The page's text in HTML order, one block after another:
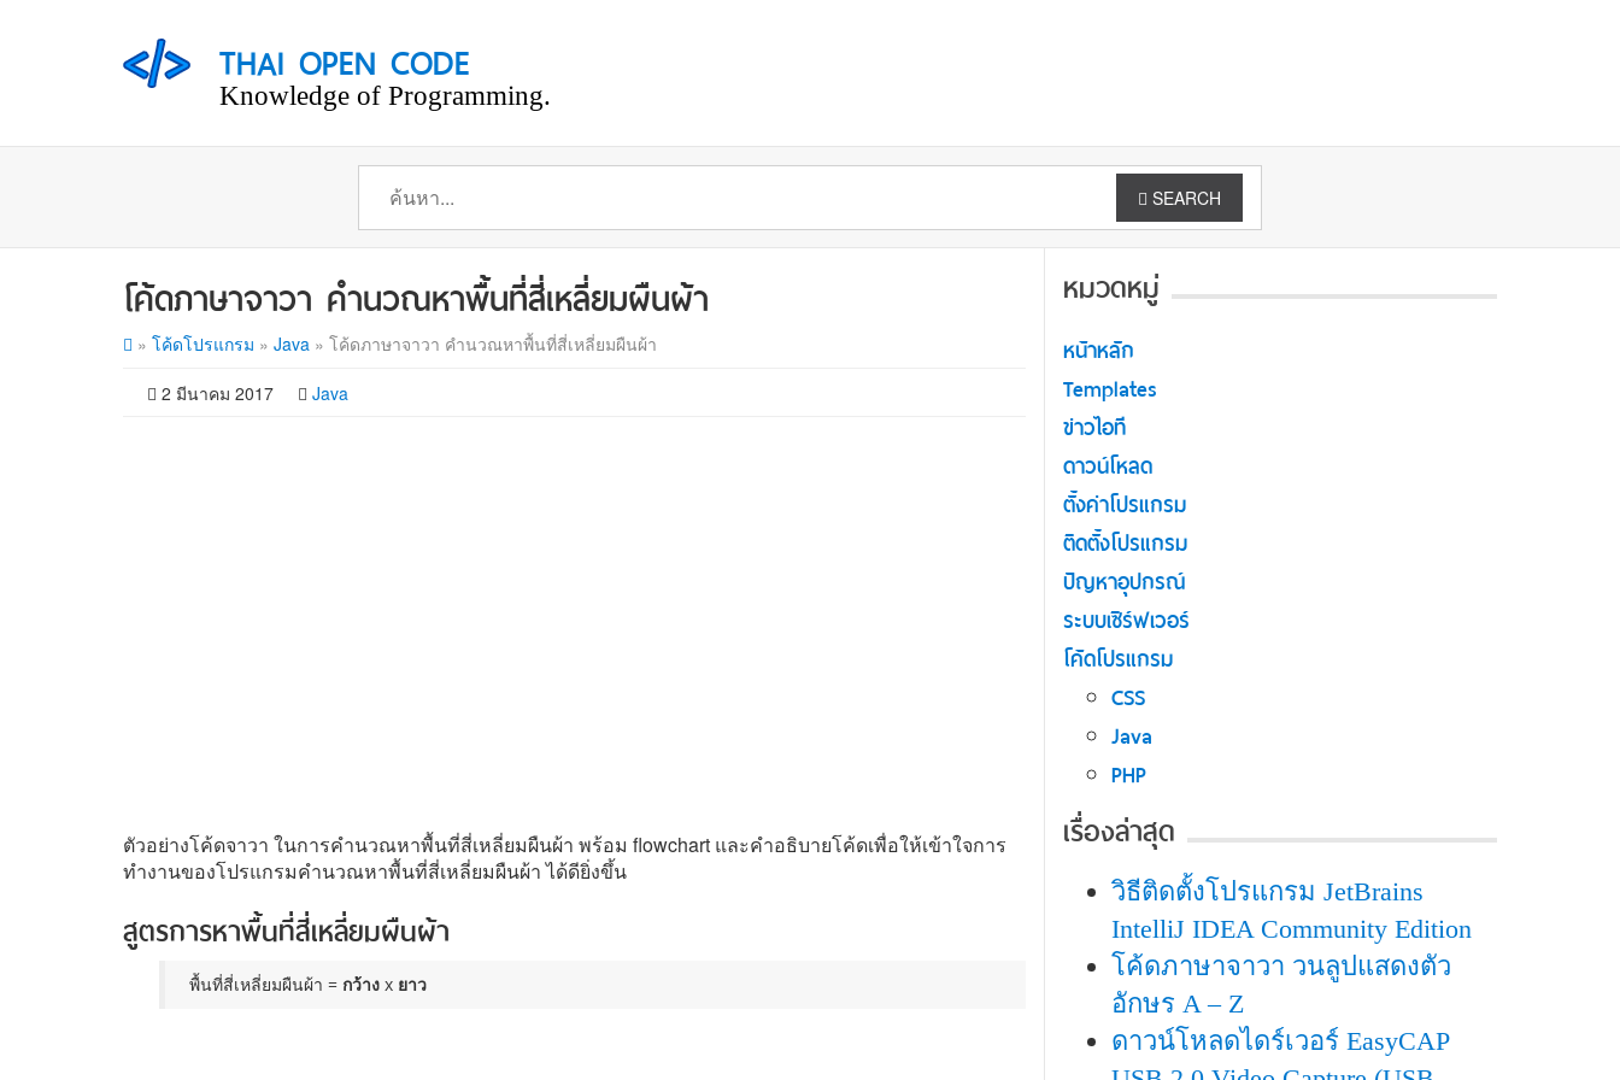
THAI OPEN CODE
Knowledge of Programming.
SEARCH
โค้ดภาษาจาวา คำนวณหาพื้นที่สี่เหลี่ยมผืนผ้า
» โค้ดโปรแกรม » Java » โค้ดภาษาจาวา คำนวณหาพื้นที่สี่เหลี่ยมผืนผ้า
2 มีนาคม 2017 Java
ตัวอย่างโค้ดจาวา ในการคำนวณหาพื้นที่สี่เหลี่ยมผืนผ้า พร้อม flowchart และคำอธิบายโค้ดเพื่อให้เข้าใจการ
ทำงานของโปรแกรมคำนวณหาพื้นที่สี่เหลี่ยมผืนผ้า ได้ดียิ่งขึ้น
สูตรการหาพื้นที่สี่เหลี่ยมผืนผ้า
พื้นที่สี่เหลี่ยมผืนผ้า = กว้าง x ยาว
หมวดหมู่
หน้าหลัก
Templates
ข่าวไอที
ดาวน์โหลด
ตั้งค่าโปรแกรม
ติดตั้งโปรแกรม
ปัญหาอุปกรณ์
ระบบเซิร์ฟเวอร์
โค้ดโปรแกรม
CSS
Java
PHP
เรื่องล่าสุด
วิธีติดตั้งโปรแกรม JetBrains
IntelliJ IDEA Community Edition
โค้ดภาษาจาวา วนลูปแสดงตัว
อักษร A – Z
ดาวน์โหลดไดร์เวอร์ EasyCAP